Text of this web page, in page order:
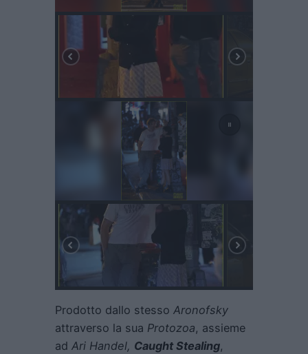
Prodotto dallo stesso Aronofsky
attraverso la sua Protozoa, assieme
ad Ari Handel, Caught Stealing,